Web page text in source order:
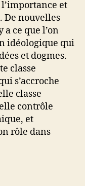
et
De nouvelles
ce que l’on
idéologique qui
et dogmes.
classe
s’accroche
classe
contrôle
et
rôle dans